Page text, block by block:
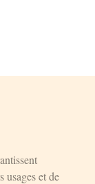
usages et de